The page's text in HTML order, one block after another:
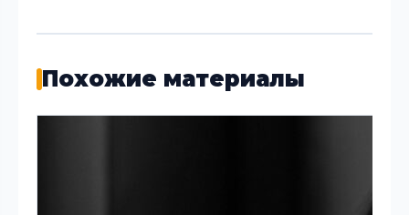
Похожие материалы